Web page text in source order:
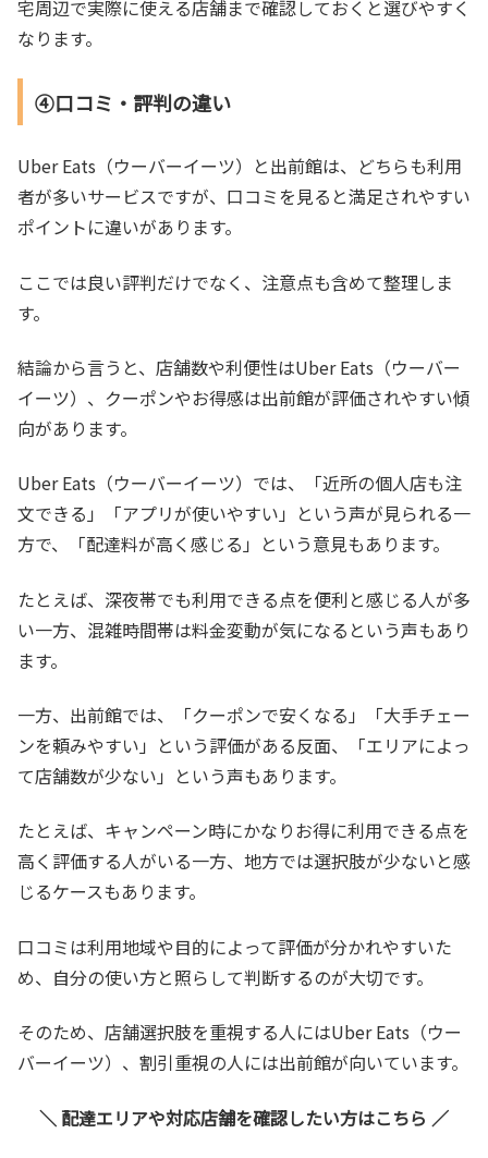
宅周辺で実際に使える店舗まで確認しておくと選びやすく
なります。
④口コミ・評判の違い
Uber Eats（ウーバーイーツ）と出前館は、どちらも利用
者が多いサービスですが、口コミを見ると満足されやすい
ポイントに違いがあります。
ここでは良い評判だけでなく、注意点も含めて整理しま
す。
結論から言うと、店舗数や利便性はUber Eats（ウーバー
イーツ）、クーポンやお得感は出前館が評価されやすい傾
向があります。
Uber Eats（ウーバーイーツ）では、「近所の個人店も注
文できる」「アプリが使いやすい」という声が見られる一
方で、「配達料が高く感じる」という意見もあります。
たとえば、深夜帯でも利用できる点を便利と感じる人が多
い一方、混雑時間帯は料金変動が気になるという声もあり
ます。
一方、出前館では、「クーポンで安くなる」「大手チェー
ンを頼みやすい」という評価がある反面、「エリアによっ
て店舗数が少ない」という声もあります。
たとえば、キャンペーン時にかなりお得に利用できる点を
高く評価する人がいる一方、地方では選択肢が少ないと感
じるケースもあります。
口コミは利用地域や目的によって評価が分かれやすいた
め、自分の使い方と照らして判断するのが大切です。
そのため、店舗選択肢を重視する人にはUber Eats（ウー
バーイーツ）、割引重視の人には出前館が向いています。
＼ 配達エリアや対応店舗を確認したい方はこちら ／